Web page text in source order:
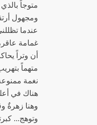
متوجاً بالذي
ومجهول
عندما
غمامة
أن وتراً
متهماً
نغمة
هناك في
وهنا زهرةٌ
وتوهج...